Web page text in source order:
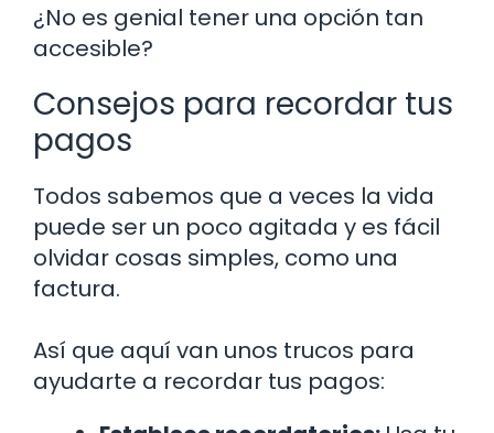
¿No es genial tener una opción tan
accesible?
Consejos para recordar tus
pagos
Todos sabemos que a veces la vida
puede ser un poco agitada y es fácil
olvidar cosas simples, como una
factura.
Así que aquí van unos trucos para
ayudarte a recordar tus pagos: